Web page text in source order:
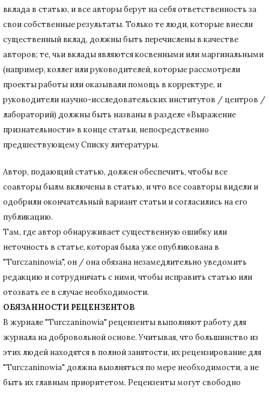
вклада в статью, и все авторы берут на себя ответственность за
свои собственные результаты. Только те люди, которые внесли
существенный вклад, должны быть перечислены в качестве
авторов; те, чьи вклады являются косвенными или маргинальными
(например, коллег или руководителей, которые рассмотрели
проекты работы или оказывали помощь в корректуре, и
руководители научно-исследовательских институтов / центров /
лабораторий) должны быть названы в разделе «Выражение
признательности» в конце статьи, непосредственно
предшествующему Списку литературы.
Автор, подающий статью, должен обеспечить, чтобы все
соавторы былм включены в статью, и что все соавторы видели и
одобрили окончательный вариант статьи и согласились на его
публикацию.
Там, где автор обнаруживает существенную ошибку или
неточность в статье, которая была уже опубликована в
"Turczaninowia", он / она обязана незамедлительно уведомить
редакцию и сотрудничать с ними, чтобы исправить статью или
отозвать ее в случае необходимости.
ОБЯЗАННОСТИ РЕЦЕНЗЕНТОВ
В журнале "Turczaninowia" рецензенты выполняют работу для
журнала на добровольной основе.Учитывая, что большинство из
этих людей находятся в полной занятости, их рецензирование для
"Turczaninowia" должна выолняться по мере необходимости, а не
быть их главным приоритетом. Рецензенты могут свободно